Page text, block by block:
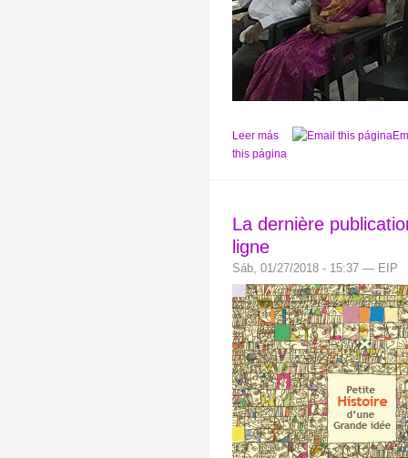
Leer más
this página
La dernière
ligne
Sáb, 01/27/2018 - 15:37 — EIP